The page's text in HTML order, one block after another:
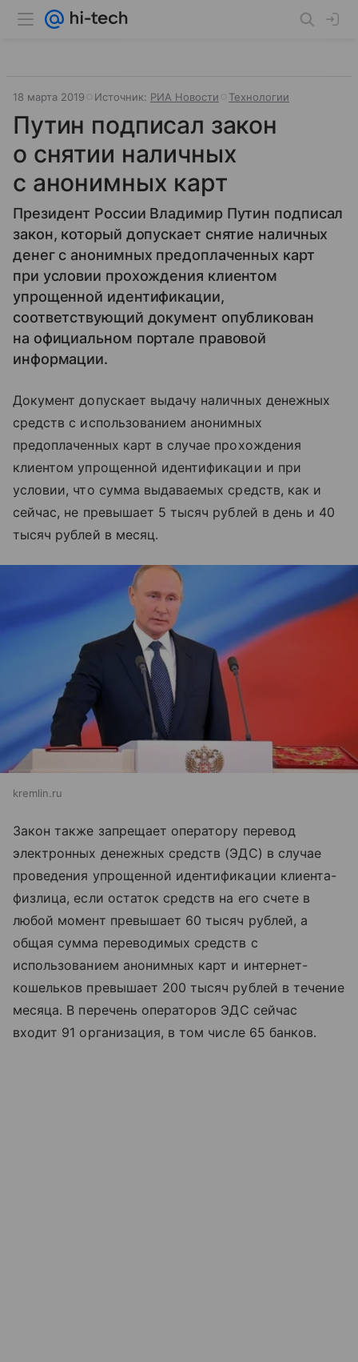
18 марта 2019 Источник: РИА Новости Технологии
Путин подписал закон
о снятии наличных
с анонимных карт
Президент России Владимир Путин подписал
закон, который допускает снятие наличных
денег с анонимных предоплаченных карт
при условии прохождения клиентом
упрощенной идентификации,
соответствующий документ опубликован
на официальном портале правовой
информации.
Документ допускает выдачу наличных денежных
средств с использованием анонимных
предоплаченных карт в случае прохождения
клиентом упрощенной идентификации и при
условии, что сумма выдаваемых средств, как и
сейчас, не превышает 5 тысяч рублей в день и 40
тысяч рублей в месяц.
kremlin.ru
Закон также запрещает оператору перевод
электронных денежных средств (ЭДС) в случае
проведения упрощенной идентификации клиента-
физлица, если остаток средств на его счете в
любой момент превышает 60 тысяч рублей, а
общая сумма переводимых средств с
использованием анонимных карт и интернет-
кошельков превышает 200 тысяч рублей в течение
месяца. В перечень операторов ЭДС сейчас
входит 91 организация, в том числе 65 банков.